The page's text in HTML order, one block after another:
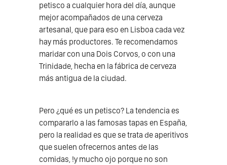
petisco a cualquier hora del día, aunque
mejor acompañados de una cerveza
artesanal, que para eso en Lisboa cada vez
hay más productores. Te recomendamos
maridar con una Dois Corvos, o con una
Trinidade, hecha en la fábrica de cerveza
más antigua de la ciudad.
Pero ¿qué es un petisco? La tendencia es
compararlo a las famosas tapas en España,
pero la realidad es que se trata de aperitivos
que suelen ofrecernos antes de las
comidas, !y mucho ojo porque no son